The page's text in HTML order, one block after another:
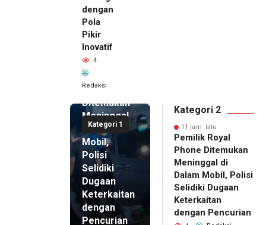
dengan
Pola
Pikir
Inovatif
4
Redaksi
Kategori 1
Pemilik
Royal
Phone
Ditemukan
Meninggal
di Dalam
Mobil,
Polisi
Selidiki
Dugaan
Keterkaitan
dengan
Pencurian
Kategori 2
11 jam lalu
Pemilik Royal
Phone Ditemukan
Meninggal di
Dalam Mobil, Polisi
Selidiki Dugaan
Keterkaitan
dengan Pencurian